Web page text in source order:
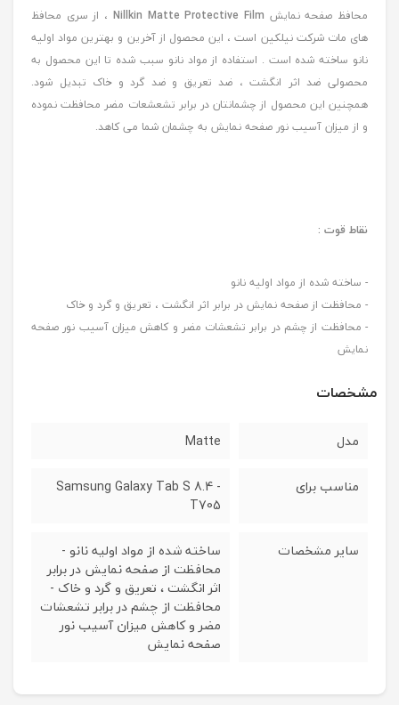
محافظ صفحه نمایش Nillkin Matte Protective Film ، از سری محافظ
های مات شرکت نیلکین است ، این محصول از آخرین و بهترین مواد اولیه
نانو ساخته شده است . استفاده از مواد نانو سبب شده تا این محصول به
محصولی ضد اثر انگشت ، ضد تعریق و ضد گرد و خاک تبدیل شود.
همچنین این محصول از چشمانتان در برابر تشعشعات مضر محافظت نموده
و از میزان آسیب نور صفحه نمایش به چشمان شما می کاهد.
نقاط قوت :
- ساخته شده از مواد اولیه نانو
- محافظت از صفحه نمایش در برابر اثر انگشت ، تعریق و گرد و خاک
- محافظت از چشم در برابر تشعشات مضر و کاهش میزان آسیب نور صفحه
نمایش
مشخصات
مدل Matte
مناسب برای
Samsung Galaxy Tab S 8.4 -
T705
سایر مشخصات
ساخته شده از مواد اولیه نانو -
محافظت از صفحه نمایش در برابر
اثر انگشت ، تعریق و گرد و خاک -
محافظت از چشم در برابر تشعشات
مضر و کاهش میزان آسیب نور
صفحه نمایش